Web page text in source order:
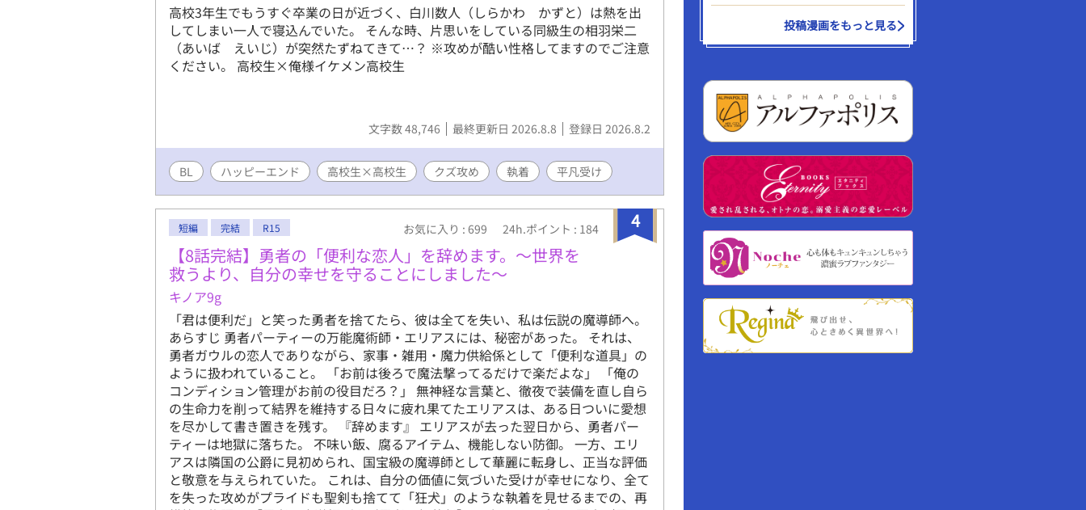
高校3年生でもうすぐ卒業の日が近づく、白川数人（しらかわ かずと）は熱を出
してしまい一人で寝込んでいた。 そんな時、片思いをしている同級生の相羽栄二
（あいば えいじ）が突然たずねてきて…？ ※攻めが酷い性格してますのでご注意
ください。 高校生×俺様イケメン高校生
文字数 48,746 最終更新日 2026.8.8 登録日 2026.8.2
BL ハッピーエンド 高校生×高校生 クズ攻め 執着 平凡受け
4
短編 完結 R15 お気に入り : 699 24h.ポイント : 184
【8話完結】勇者の「便利な恋人」を辞めます。～世界を
救うより、自分の幸せを守ることにしました～
キノア9g
「君は便利だ」と笑った勇者を捨てたら、彼は全てを失い、私は伝説の魔導師へ。
あらすじ 勇者パーティーの万能魔術師・エリアスには、秘密があった。 それは、
勇者ガウルの恋人でありながら、家事・雑用・魔力供給係として「便利な道具」の
ように扱われていること。 「お前は後ろで魔法撃ってるだけで楽だよな」 「俺の
コンディション管理がお前の役目だろ？」 無神経な言葉と、徹夜で装備を直し自ら
の生命力を削って結界を維持する日々に疲れ果てたエリアスは、ある日ついに愛想
を尽かして書き置きを残す。 『辞めます』 エリアスが去った翌日から、勇者パー
ティーは地獄に落ちた。 不味い飯、腐るアイテム、機能しない防御。 一方、エリ
アスは隣国の公爵に見初められ、国宝級の魔導師として華麗に転身し、正当な評価
と敬意を与えられていた。 これは、自分の価値に気づいた受けが幸せになり、全て
を失った攻めがプライドも聖剣も捨てて「狂犬」のような執着を見せるまでの、再
投稿漫画をもっと見る